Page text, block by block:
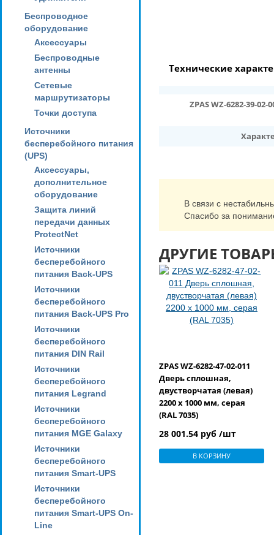
Беспроводное
оборудование
Аксессуары
Беспроводные
антенны
Сетевые
маршрутизаторы
Точки доступа
Источники
бесперебойного питания
(UPS)
Аксессуары,
дополнительное
оборудование
Защита линий
передачи данных
ProtectNet
Источники
бесперебойного
питания Back-UPS
Источники
бесперебойного
питания Back-UPS Pro
Источники
бесперебойного
питания DIN Rail
Источники
бесперебойного
питания Legrand
Источники
бесперебойного
питания MGE Galaxy
Источники
бесперебойного
питания Smart-UPS
Источники
бесперебойного
питания Smart-UPS On-
Line
Технические
ZPAS WZ-6282-39-
В связи с
Спасибо за
ДРУГИЕ
ZPAS WZ-6282-47-02-011
Дверь сплошная,
двустворчатая (левая)
2200 x 1000 мм, серая
(RAL 7035)
28 001.54 руб /шт
В КОРЗИНУ